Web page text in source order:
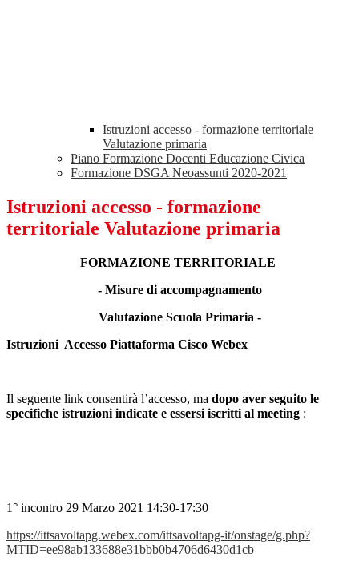
Istruzioni accesso - formazione territoriale
Valutazione primaria
Piano Formazione Docenti Educazione Civica
Formazione DSGA Neoassunti 2020-2021
Istruzioni accesso - formazione
territoriale Valutazione primaria
FORMAZIONE TERRITORIALE
- Misure di accompagnamento
Valutazione Scuola Primaria -
Istruzioni Accesso Piattaforma Cisco Webex
Il seguente link consentirà l’accesso, ma dopo aver seguito le
specifiche istruzioni indicate e essersi iscritti al meeting :
1° incontro 29 Marzo 2021 14:30-17:30
https://ittsavoltapg.webex.com/ittsavoltapg-it/onstage/g.php?
MTID=ee98ab133688e31bbb0b4706d6430d1cb